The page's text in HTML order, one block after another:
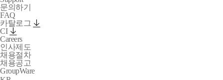
문의하기
FAQ
카탈로그
CI
Careers
인사제도
채용절차
채용공고
GroupWare